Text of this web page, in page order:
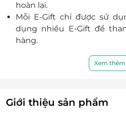
hàng Hoàng Yến
ngừng mở rộng và phát
nhánh mới với mong
đến khách hàng những
hương vị truyền thống
hoàn lại.
Mỗi E-Gift chỉ được sử
dụng nhiều E-Gift để
hàng.
Nếu trị giá đơn hàng lớn
mã thẻ quà tặng sau khi
không chịu trách nhiệm
Xem thêm
Giới thiệu sản phẩm